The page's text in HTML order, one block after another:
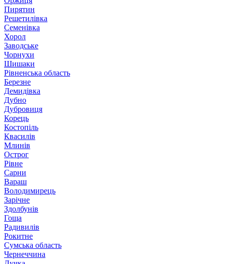
Пирятин
Решетилівка
Семенівка
Хорол
Заводське
Чорнухи
Шишаки
Рівненська область
Березне
Демидівка
Дубно
Дубровиця
Корець
Костопіль
Квасилів
Млинів
Острог
Рівне
Сарни
Вараш
Володимирець
Зарічне
Здолбунів
Гоща
Радивилів
Рокитне
Сумська область
Чернеччина